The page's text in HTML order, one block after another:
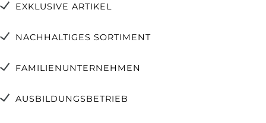
EXKLUSIVE ARTIKEL
NACHHALTIGES SORTIMENT
FAMILIENUNTERNEHMEN
AUSBILDUNGSBETRIEB